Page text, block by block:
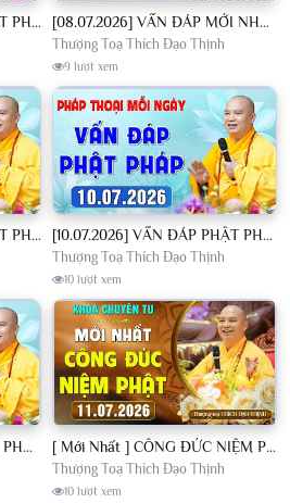
[08.07.2026] VẤN ĐÁP PHẬT PHÁP - Nghe Thầy giảng Pháp mỗi ngày CÔNG ĐỨC VÔ LƯỢNG│TT. Thích Đạo Thịnh [08.07.2026] VẤN ĐÁP MỚI NHẤT - Pháp Hội Địa Tạng Chùa Khai Nguyên | TT. Thích Đạo Thịnh
Thượng Toạ Thích Đạo Thịnh
9 lượt xem
[09.07.2026] VẤN ĐÁP PHẬT PHÁP - Nghe Thầy giảng Pháp mỗi ngày CÔNG ĐỨC VÔ LƯỢNG│TT. Thích Đạo Thịnh [10.07.2026] VẤN ĐÁP PHẬT PHÁP - Nghe Thầy giảng Pháp mỗi ngày CÔNG ĐỨC VÔ LƯỢNG│TT. Thích Đạo Thịnh
Thượng Toạ Thích Đạo Thịnh
10 lượt xem
[11.07.2026] VẤN ĐÁP PHẬT PHÁP - Nghe Thầy giảng Pháp mỗi ngày CÔNG ĐỨC VÔ LƯỢNG│TT. Thích Đạo Thịnh [ Mới Nhất ] CÔNG ĐỨC NIỆM PHẬT - Khoá Chuyên Tu Chùa Khai Nguyên 11/07/2026 | TT. Thích Đạo Thịnh
Thượng Toạ Thích Đạo Thịnh
10 lượt xem